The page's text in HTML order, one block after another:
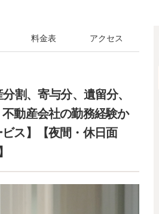
料金表 アクセス
割、寄与分、遺留分、
動産会社の勤務経験か
ス】【夜間・休日面